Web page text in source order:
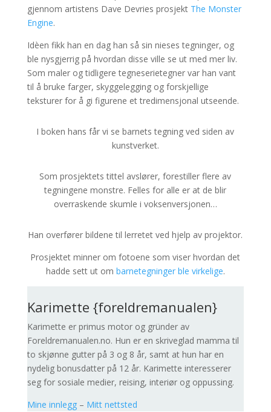
gjennom artistens Dave Devries prosjekt The Monster
Engine.
Idèen fikk han en dag han så sin nieses tegninger, og
ble nysgjerrig på hvordan disse ville se ut med mer liv.
Som maler og tidligere tegneserietegner var han vant
til å bruke farger, skyggelegging og forskjellige
teksturer for å gi figurene et tredimensjonal utseende.
I boken hans får vi se barnets tegning ved siden av
kunstverket.
Som prosjektets tittel avslører, forestiller flere av
tegningene monstre. Felles for alle er at de blir
overraskende skumle i voksenversjonen…
Han overfører bildene til lerretet ved hjelp av projektor.
Prosjektet minner om fotoene som viser hvordan det
hadde sett ut om barnetegninger ble virkelige.
Karimette {foreldremanualen}
Karimette er primus motor og gründer av
Foreldremanualen.no. Hun er en skriveglad mamma til
to skjønne gutter på 3 og 8 år, samt at hun har en
nydelig bonusdatter på 12 år. Karimette interesserer
seg for sosiale medier, reising, interiør og oppussing.
Mine innlegg– Mitt nettsted